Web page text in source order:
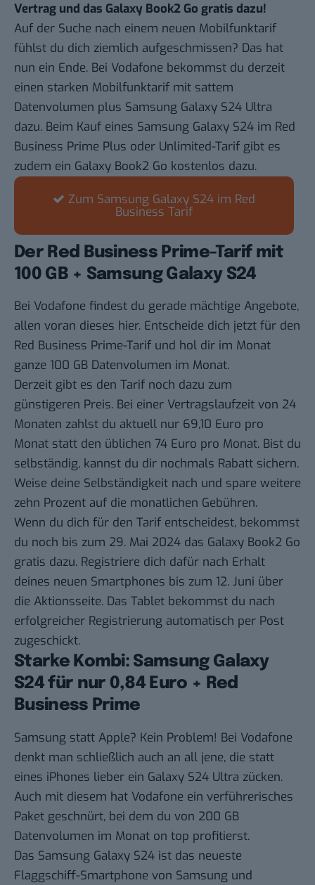
Vertrag und das Galaxy Book2 Go gratis dazu!
Auf der Suche nach einem neuen Mobilfunktarif
fühlst du dich ziemlich aufgeschmissen? Das hat
nun ein Ende. Bei Vodafone bekommst du derzeit
einen starken Mobilfunktarif mit sattem
Datenvolumen plus Samsung Galaxy S24 Ultra
dazu. Beim Kauf eines Samsung Galaxy S24 im Red
Business Prime Plus oder Unlimited-Tarif gibt es
zudem ein Galaxy Book2 Go kostenlos dazu.
Zum Samsung Galaxy S24 im Red
Business Tarif
Der Red Business Prime-Tarif mit
100 GB + Samsung Galaxy S24
Bei Vodafone findest du gerade mächtige Angebote,
allen voran dieses hier. Entscheide dich jetzt für den
Red Business Prime-Tarif und hol dir im Monat
ganze 100 GB Datenvolumen im Monat.
Derzeit gibt es den Tarif noch dazu zum
günstigeren Preis. Bei einer Vertragslaufzeit von 24
Monaten zahlst du aktuell nur 69,10 Euro pro
Monat statt den üblichen 74 Euro pro Monat. Bist du
selbständig, kannst du dir nochmals Rabatt sichern.
Weise deine Selbständigkeit nach und spare weitere
zehn Prozent auf die monatlichen Gebühren.
Wenn du dich für den Tarif entscheidest, bekommst
du noch bis zum 29. Mai 2024 das Galaxy Book2 Go
gratis dazu. Registriere dich dafür nach Erhalt
deines neuen Smartphones bis zum 12. Juni über
die Aktionsseite. Das Tablet bekommst du nach
erfolgreicher Registrierung automatisch per Post
zugeschickt.
Starke Kombi: Samsung Galaxy
S24 für nur 0,84 Euro + Red
Business Prime
Samsung statt Apple? Kein Problem! Bei Vodafone
denkt man schließlich auch an all jene, die statt
eines iPhones lieber ein Galaxy S24 Ultra zücken.
Auch mit diesem hat Vodafone ein verführerisches
Paket geschnürt, bei dem du von 200 GB
Datenvolumen im Monat on top profitierst.
Das Samsung Galaxy S24 ist das neueste
Flaggschiff-Smartphone von Samsung und